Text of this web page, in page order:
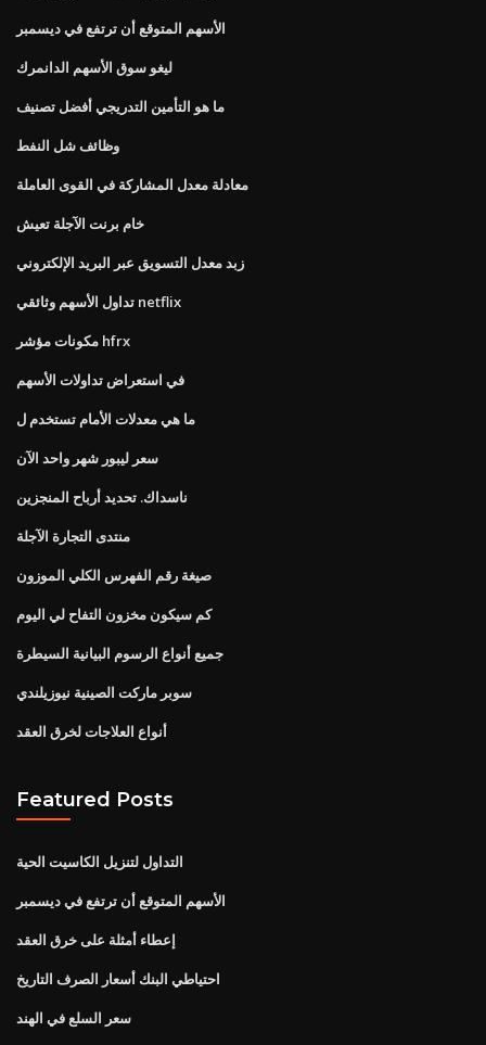
الأسهم المتوقع أن ترتفع في ديسمبر
ليغو سوق الأسهم الدانمرك
ما هو التأمين التدريجي أفضل تصنيف
وظائف شل النفط
معادلة معدل المشاركة في القوى العاملة
خام برنت الآجلة تعيش
زبد معدل التسويق عبر البريد الإلكتروني
تداول الأسهم وثائقي netflix
مكونات مؤشر hfrx
في استعراض تداولات الأسهم
ما هي معدلات الأمام تستخدم ل
سعر ليبور شهر واحد الآن
ناسداك. تحديد أرباح المنجزين
منتدى التجارة الآجلة
صيغة رقم الفهرس الكلي الموزون
كم سيكون مخزون التفاح لي اليوم
جميع أنواع الرسوم البيانية السيطرة
سوبر ماركت الصينية نيوزيلندي
أنواع العلاجات لخرق العقد
Featured Posts
التداول لتنزيل الكاسيت الحية
الأسهم المتوقع أن ترتفع في ديسمبر
إعطاء أمثلة على خرق العقد
احتياطي البنك أسعار الصرف التاريخ
سعر السلع في الهند